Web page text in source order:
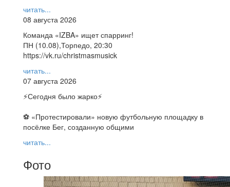
читать...
08 августа 2026
Команда «IZBA» ищет спарринг!
ПН (10.08),Торпедо, 20:30
https://vk.ru/christmasmusick
читать...
07 августа 2026
⚡️Сегодня было жарко⚡️
⚽ ️«Протестировали» новую футбольную площадку в
посёлке Бег, созданную общими
читать...
Фото